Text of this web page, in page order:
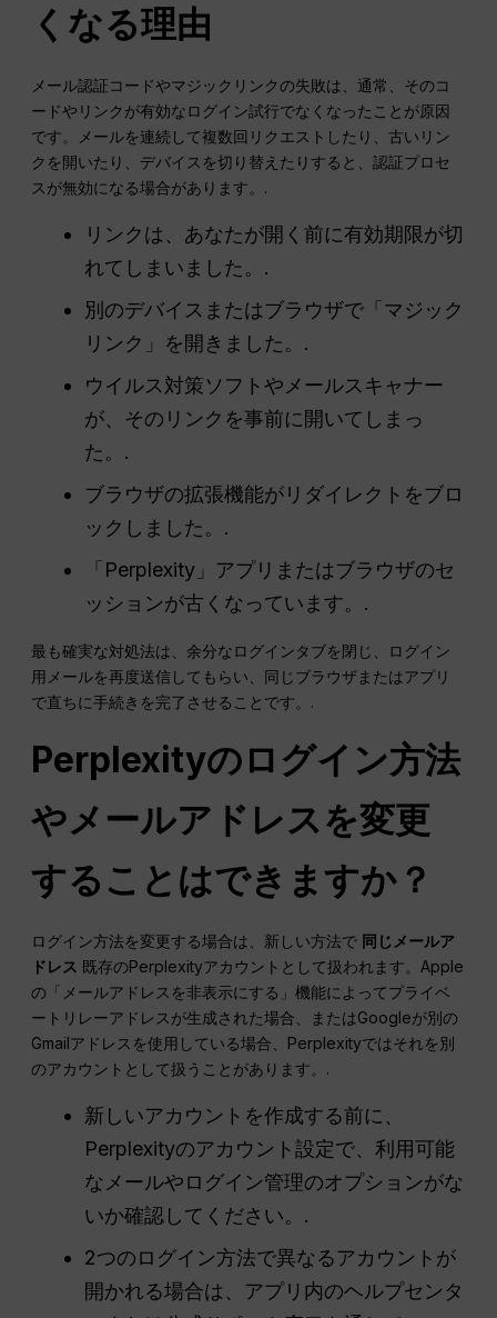
くなる理由
メール認証コードやマジックリンクの失敗は、通常、そのコ
ードやリンクが有効なログイン試行でなくなったことが原因
です。メールを連続して複数回リクエストしたり、古いリン
クを開いたり、デバイスを切り替えたりすると、認証プロセ
スが無効になる場合があります。.
リンクは、あなたが開く前に有効期限が切
れてしまいました。.
別のデバイスまたはブラウザで「マジック
リンク」を開きました。.
ウイルス対策ソフトやメールスキャナー
が、そのリンクを事前に開いてしまっ
た。.
ブラウザの拡張機能がリダイレクトをブロ
ックしました。.
「Perplexity」アプリまたはブラウザのセ
ッションが古くなっています。.
最も確実な対処法は、余分なログインタブを閉じ、ログイン
用メールを再度送信してもらい、同じブラウザまたはアプリ
で直ちに手続きを完了させることです。.
Perplexityのログイン方法
やメールアドレスを変更
することはできますか？
ログイン方法を変更する場合は、新しい方法で 同じメールア
ドレス 既存のPerplexityアカウントとして扱われます。Apple
の「メールアドレスを非表示にする」機能によってプライベ
ートリレーアドレスが生成された場合、またはGoogleが別の
Gmailアドレスを使用している場合、Perplexityではそれを別
のアカウントとして扱うことがあります。.
新しいアカウントを作成する前に、
Perplexityのアカウント設定で、利用可能
なメールやログイン管理のオプションがな
いか確認してください。.
2つのログイン方法で異なるアカウントが
開かれる場合は、アプリ内のヘルプセンタ